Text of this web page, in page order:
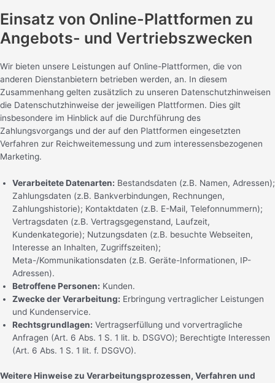
Einsatz von Online-Plattformen zu
Angebots- und Vertriebszwecken
Wir bieten unsere Leistungen auf Online-Plattformen, die von
anderen Dienstanbietern betrieben werden, an. In diesem
Zusammenhang gelten zusätzlich zu unseren Datenschutzhinweisen
die Datenschutzhinweise der jeweiligen Plattformen. Dies gilt
insbesondere im Hinblick auf die Durchführung des
Zahlungsvorgangs und der auf den Plattformen eingesetzten
Verfahren zur Reichweitemessung und zum interessensbezogenen
Marketing.
Verarbeitete Datenarten: Bestandsdaten (z.B. Namen, Adressen);
Zahlungsdaten (z.B. Bankverbindungen, Rechnungen,
Zahlungshistorie); Kontaktdaten (z.B. E-Mail, Telefonnummern);
Vertragsdaten (z.B. Vertragsgegenstand, Laufzeit,
Kundenkategorie); Nutzungsdaten (z.B. besuchte Webseiten,
Interesse an Inhalten, Zugriffszeiten);
Meta-/Kommunikationsdaten (z.B. Geräte-Informationen, IP-
Adressen).
Betroffene Personen: Kunden.
Zwecke der Verarbeitung: Erbringung vertraglicher Leistungen
und Kundenservice.
Rechtsgrundlagen: Vertragserfüllung und vorvertragliche
Anfragen (Art. 6 Abs. 1 S. 1 lit. b. DSGVO); Berechtigte Interessen
(Art. 6 Abs. 1 S. 1 lit. f. DSGVO).
Weitere Hinweise zu Verarbeitungsprozessen, Verfahren und